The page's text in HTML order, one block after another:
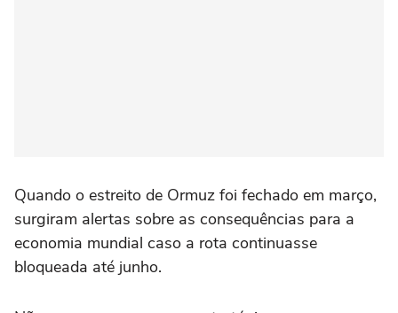
Quando o estreito de Ormuz foi fechado em março,
surgiram alertas sobre as consequências para a
economia mundial caso a rota continuasse
bloqueada até junho.